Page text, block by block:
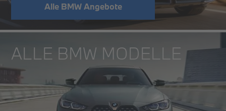
Alle BMW Angebote
ALLE BMW MODELLE